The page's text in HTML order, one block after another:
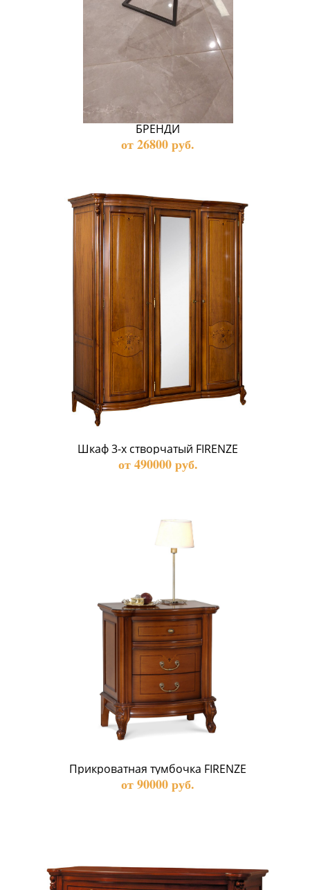
БРЕНДИ
от 26800 руб.
Шкаф 3-х створчатый FIRENZE
от 490000 руб.
Прикроватная тумбочка FIRENZE
от 90000 руб.